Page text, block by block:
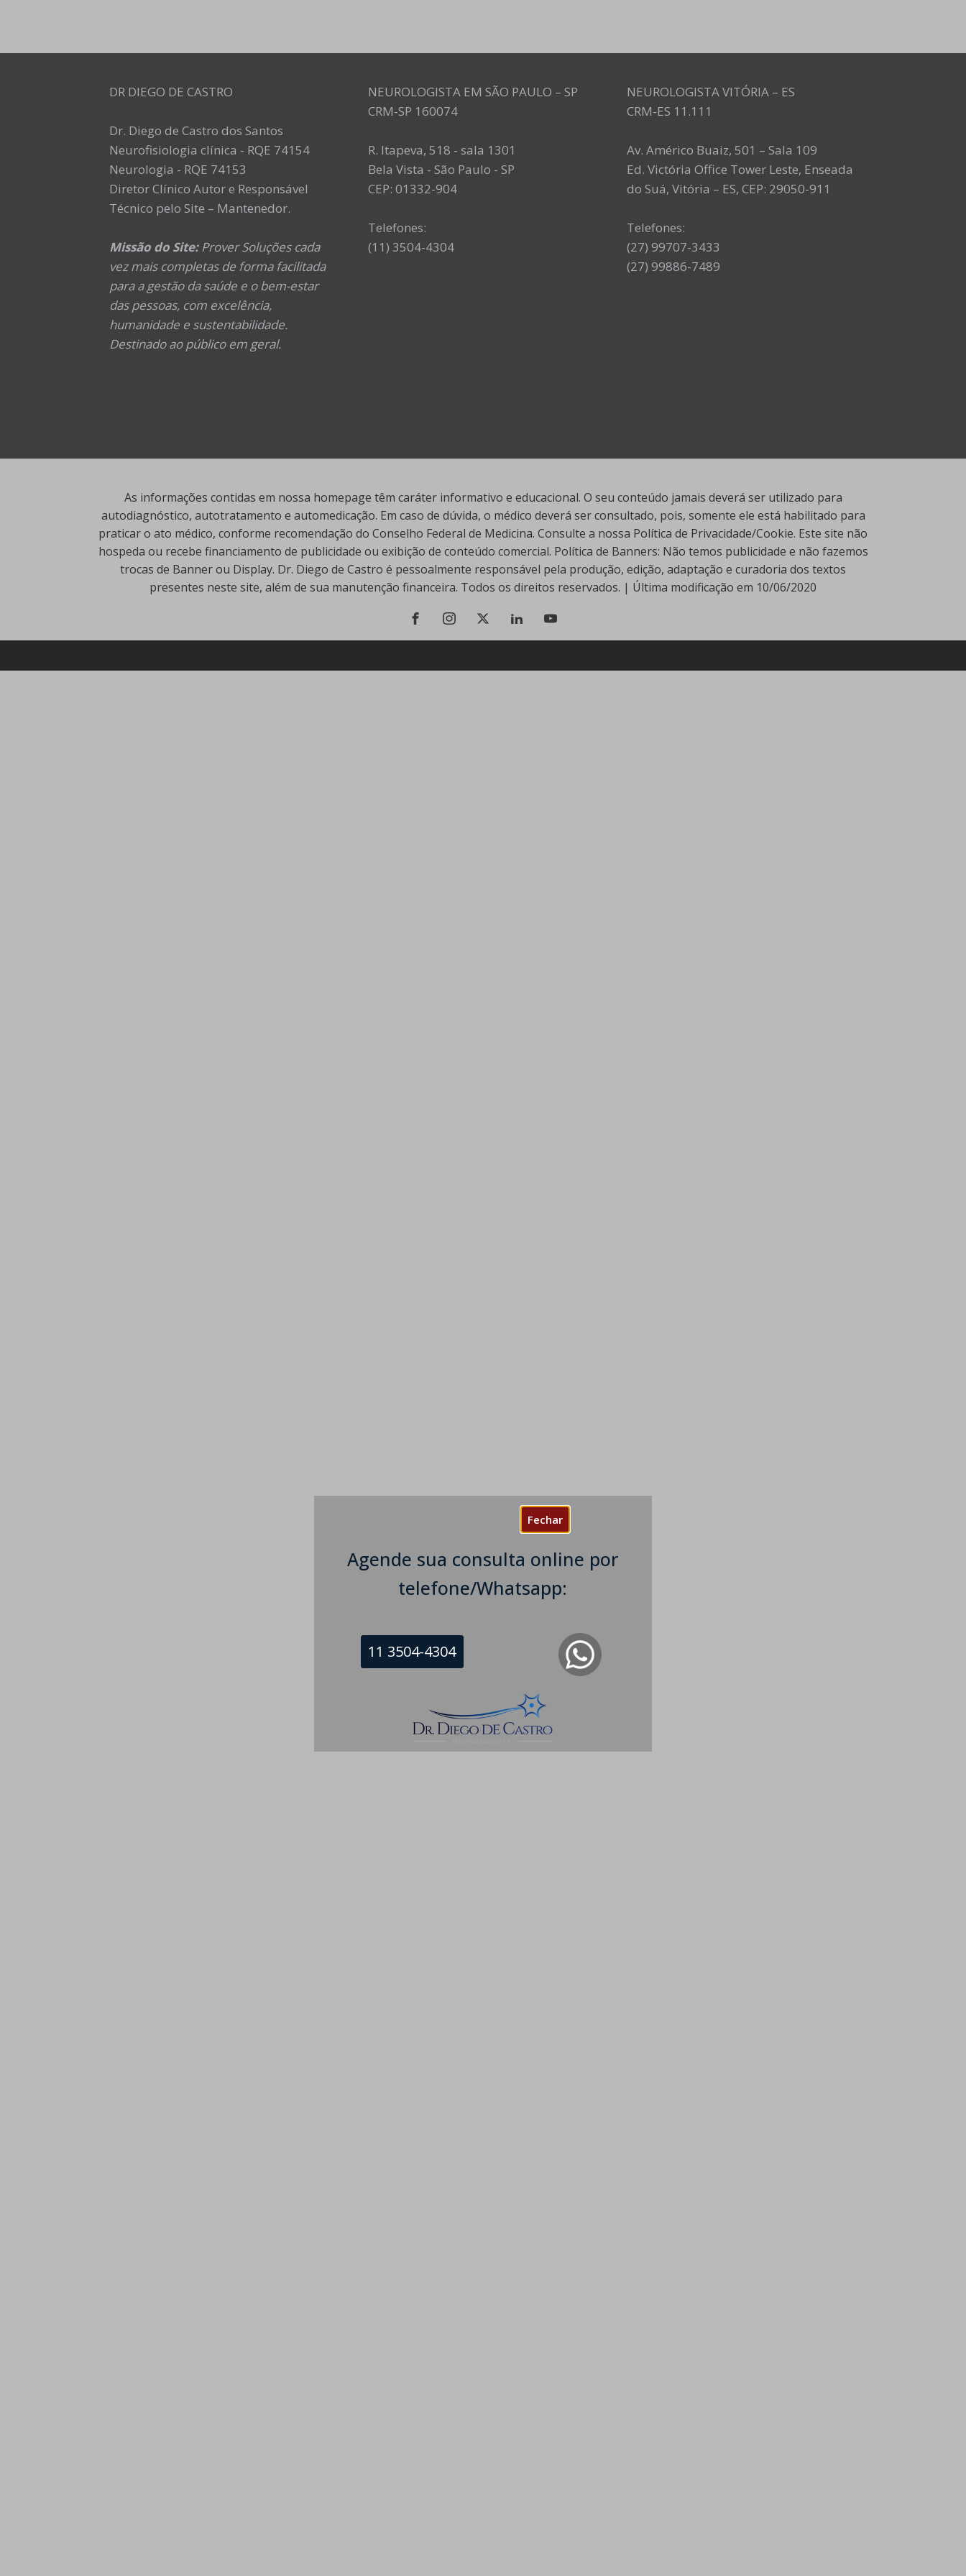
Fechar
Agende sua consulta online por
telefone/Whatsapp:
11 3504-4304
DR DIEGO DE CASTRO
Dr. Diego de Castro dos Santos
Neurofisiologia clínica - RQE 74154
Neurologia - RQE 74153
Diretor Clínico Autor e Responsável
Técnico pelo Site – Mantenedor.
Missão do Site:Prover Soluções cada
vez mais completas de forma facilitada
para a gestão da saúde e o bem-estar
das pessoas, com excelência,
humanidade e sustentabilidade.
Destinado ao público em geral.
NEUROLOGISTA EM SÃO PAULO – SP
CRM-SP 160074
R. Itapeva, 518 - sala 1301
Bela Vista - São Paulo - SP
CEP: 01332-904
Telefones:
(11) 3504-4304
NEUROLOGISTA VITÓRIA – ES
CRM-ES 11.111
Av. Américo Buaiz, 501 – Sala 109
Ed. Victória Office Tower Leste, Enseada
do Suá, Vitória – ES, CEP: 29050-911
Telefones:
(27) 99707-3433
(27) 99886-7489
As informações contidas em nossa homepage têm caráter informativo e educacional. O seu conteúdo jamais deverá ser utilizado para
autodiagnóstico, autotratamento e automedicação. Em caso de dúvida, o médico deverá ser consultado, pois, somente ele está habilitado para
praticar o ato médico, conforme recomendação do Conselho Federal de Medicina. Consulte a nossa Política de Privacidade/Cookie. Este site não
hospeda ou recebe financiamento de publicidade ou exibição de conteúdo comercial. Política de Banners: Não temos publicidade e não fazemos
trocas de Banner ou Display. Dr. Diego de Castro é pessoalmente responsável pela produção, edição, adaptação e curadoria dos textos
presentes neste site, além de sua manutenção financeira. Todos os direitos reservados. | Última modificação em 10/06/2020